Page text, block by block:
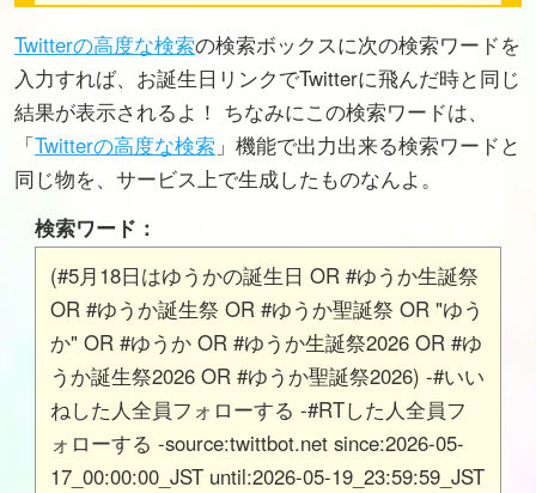
Twitterの高度な検索の検索ボックスに次の検索ワードを
入力すれば、お誕生日リンクでTwitterに飛んだ時と同じ
結果が表示されるよ！ ちなみにこの検索ワードは、
「Twitterの高度な検索 」機能で出力出来る検索ワードと
同じ物を、サービス上で生成したものなんよ。
検索ワード：
(#5月18日はゆうかの誕生日 OR #ゆうか生誕祭
OR #ゆうか誕生祭 OR #ゆうか聖誕祭 OR "ゆう
か" OR #ゆうか OR #ゆうか生誕祭2026 OR #ゆ
うか誕生祭2026 OR #ゆうか聖誕祭2026) -#いい
ねした人全員フォローする -#RTした人全員フ
ォローする -source:twittbot.net since:2026-05-
17_00:00:00_JST until:2026-05-19_23:59:59_JST